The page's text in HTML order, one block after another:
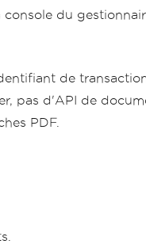
du
de
pas d'API de
PDF.